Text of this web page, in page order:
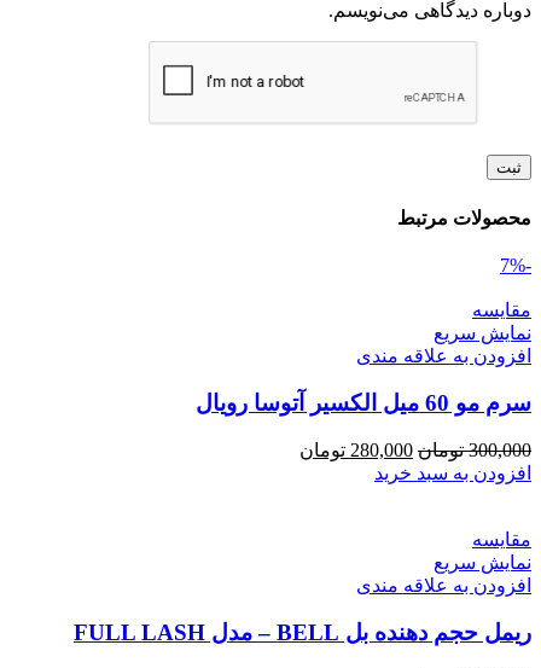
دوباره دیدگاهی می‌نویسم.
محصولات مرتبط
-7%
مقايسه
نمایش سریع
افزودن به علاقه مندی
سرم مو 60 میل الکسیر آتوسا رویال
300,000 تومان قیمت
اصلی
280,000 تومان
افزودن به سبد خرید
مقايسه
نمایش سریع
افزودن به علاقه مندی
ریمل حجم دهنده بل BELL – مدل FULL LASH